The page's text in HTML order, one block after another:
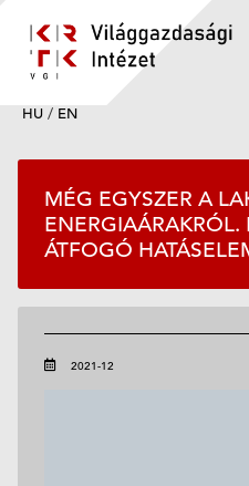
HU / EN
MÉG EGYSZER A
ÁTFOGÓ
2021-12